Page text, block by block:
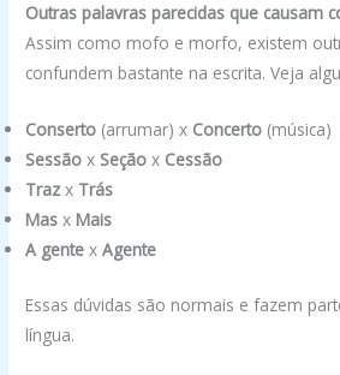
Outras palavras parecidas que causam
Assim como mofo e morfo, existem
confundem bastante na escrita. Veja
Conserto (arrumar) x Concerto (música)
Sessão x Seção x Cessão
Traz x Trás
Mas x Mais
A gente xAgente
Essas dúvidas são normais e fazem
língua.